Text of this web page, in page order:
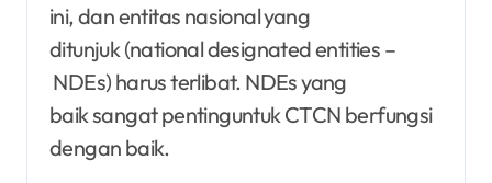
ini, dan entitas nasional yang
ditunjuk (national designated entities –
NDEs) harus terlibat. NDEs yang
baik sangat pentinguntuk CTCN berfungsi
dengan baik.